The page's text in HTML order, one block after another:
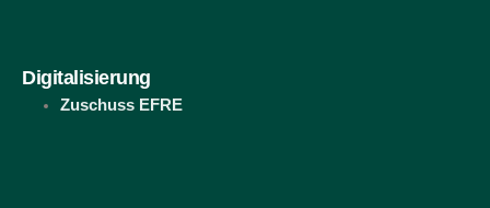
Digitalisierung
Zuschuss EFRE